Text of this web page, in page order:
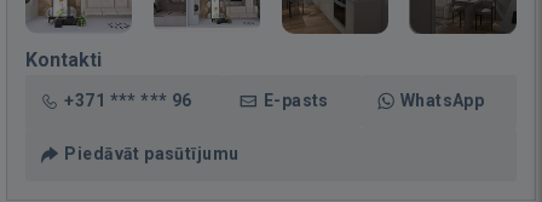
Kontakti
+371 *** *** 96 E-pasts WhatsApp
Piedāvāt pasūtījumu